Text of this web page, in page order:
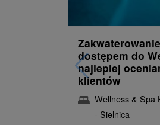
dostępem do
najlepiej
klientów
Wellness & Spa
- Sielnica